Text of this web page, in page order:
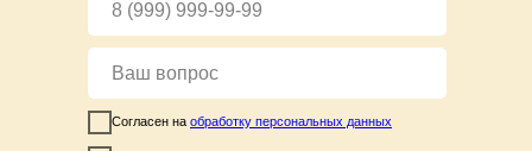
Согласен на обработку персональных данных